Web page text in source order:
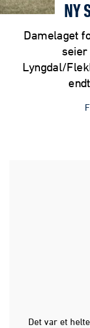
NY
Damelaget
seier
Lyngdal/
Det var et